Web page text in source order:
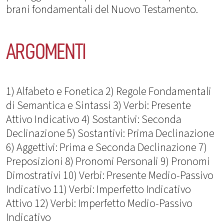
brani fondamentali del Nuovo Testamento.
ARGOMENTI
1) Alfabeto e Fonetica 2) Regole Fondamentali
di Semantica e Sintassi 3) Verbi: Presente
Attivo Indicativo 4) Sostantivi: Seconda
Declinazione 5) Sostantivi: Prima Declinazione
6) Aggettivi: Prima e Seconda Declinazione 7)
Preposizioni 8) Pronomi Personali 9) Pronomi
Dimostrativi 10) Verbi: Presente Medio-Passivo
Indicativo 11) Verbi: Imperfetto Indicativo
Attivo 12) Verbi: Imperfetto Medio-Passivo
Indicativo